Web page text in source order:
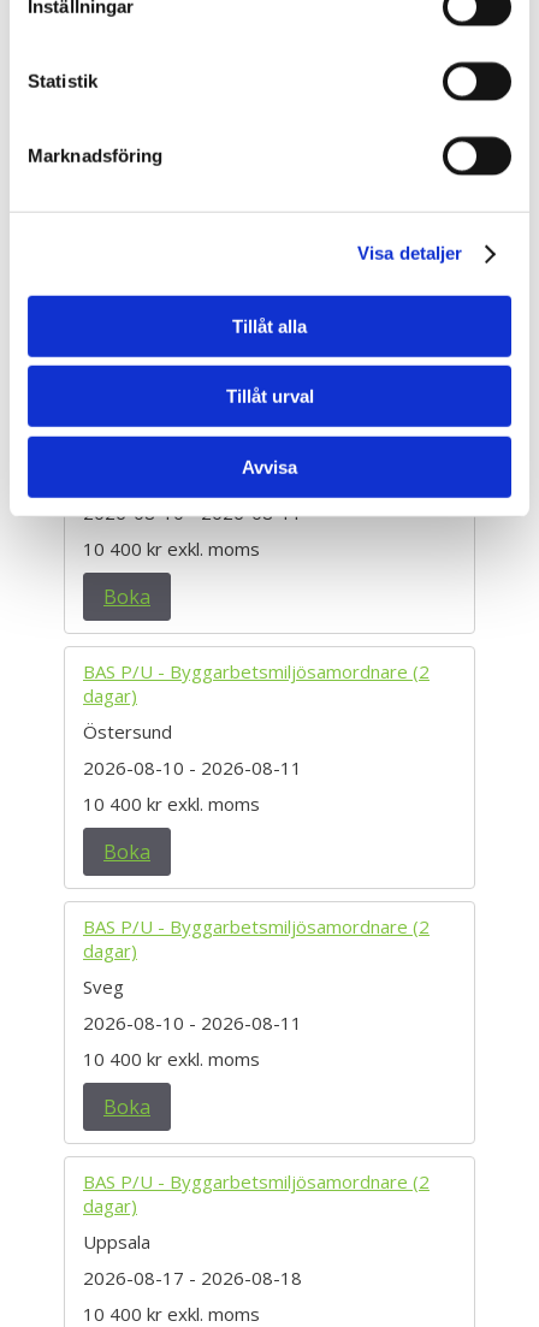
Inställningar
Statistik
Marknadsföring
Visa detaljer
Tillåt alla
Tillåt urval
Avvisa
BAS P/U - Byggarbetsmiljösamordnare (2
Stockholm Sickla
10 400 kr exkl. moms
dagar)
2026-08-10- 2026-08-11
10 400 kr exkl. moms
Boka
BAS P/U - Byggarbetsmiljösamordnare (2
dagar)
Östersund
2026-08-10 - 2026-08-11
10 400 kr exkl. moms
Boka
BAS P/U - Byggarbetsmiljösamordnare (2
dagar)
Sveg
2026-08-10 - 2026-08-11
10 400 kr exkl. moms
Boka
BAS P/U - Byggarbetsmiljösamordnare (2
dagar)
Uppsala
2026-08-17 - 2026-08-18
10 400 kr exkl. moms